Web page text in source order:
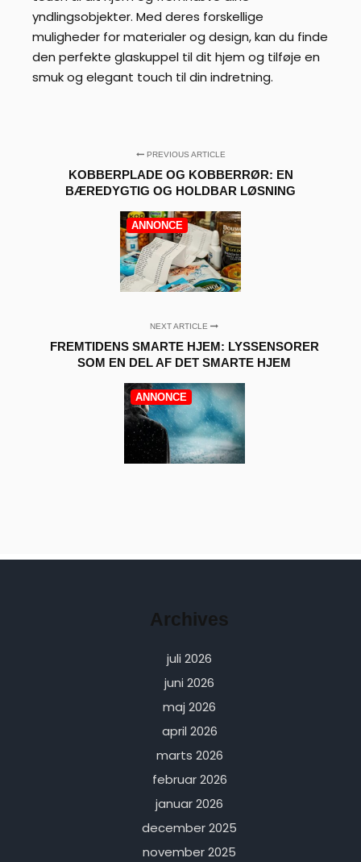
yndlingsobjekter. Med deres forskellige
muligheder for materialer og design, kan du finde
den perfekte glaskuppel til dit hjem og tilføje en
smuk og elegant touch til din indretning.
PREVIOUS ARTICLE
KOBBERPLADE OG KOBBERRØR: EN
BÆREDYGTIG OG HOLDBAR LØSNING
ANNONCE
NEXT ARTICLE
FREMTIDENS SMARTE HJEM: LYSSENSORER
SOM EN DEL AF DET SMARTE HJEM
ANNONCE
Archives
juli 2026
juni 2026
maj 2026
april 2026
marts 2026
februar 2026
januar 2026
december 2025
november 2025